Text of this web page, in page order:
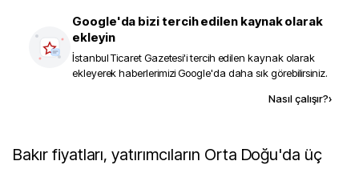
Google'da bizi tercih edilen kaynak olarak
ekleyin
İstanbul Ticaret Gazetesi'i tercih edilen kaynak olarak
ekleyerek haberlerimizi Google'da daha sık görebilirsiniz.
Nasıl çalışır?›
Bakır fiyatları, yatırımcıların Orta Doğu'da üç